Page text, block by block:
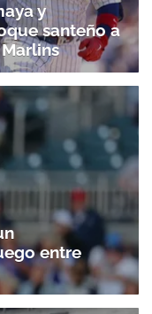
y
santeño a
entre